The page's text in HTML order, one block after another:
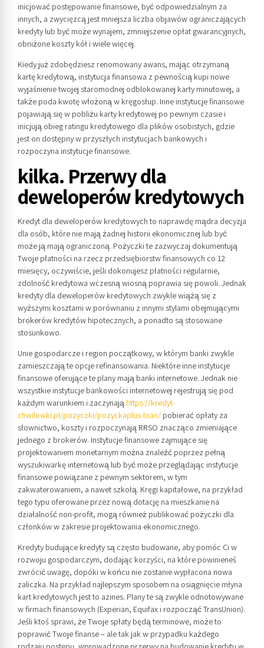
inicjować postępowanie finansowe, być odpowiedzialnym za
innych, a zwycięzcą jest mniejsza liczba objawów ograniczających
kredyty lub być może wynajem, zmniejszenie opłat gwarancyjnych,
obniżone koszty kół i wiele więcej.
Kiedy już zdobędziesz renomowany awans, mając otrzymaną
kartę kredytową, instytucja finansowa z pewnością kupi nowe
wyjaśnienie twojej staromodnej odblokowanej karty minutowej, a
także poda kwotę włożoną w kręgosłup. Inne instytucje finansowe
pojawiają się w pobliżu karty kredytowej po pewnym czasie i
inicjują obieg ratingu kredytowego dla plików osobistych, gdzie
jest on dostępny w przyszłych instytucjach bankowych i
rozpoczyna instytucje finansowe.
kilka. Przerwy dla
deweloperów kredytowych
Kredyt dla deweloperów kredytowych to naprawdę mądra decyzja
dla osób, które nie mają żadnej historii ekonomicznej lub być
może ją mają ograniczoną. Pożyczki te zazwyczaj dokumentują
Twoje płatności na rzecz przedsiębiorstw finansowych co 12
miesięcy, oczywiście, jeśli dokonujesz płatności regularnie,
zdolność kredytowa wczesną wiosną poprawia się powoli. Jednak
kredyty dla deweloperów kredytowych zwykle wiążą się z
wyższymi kosztami w porównaniu z innymi stylami obejmującymi
brokerów kredytów hipotecznych, a ponadto są stosowane
stosunkowo.
Unie gospodarcze i region początkowy, w którym banki zwykle
zamieszczają te opcje refinansowania. Niektóre inne instytucje
finansowe oferujące te plany mają banki internetowe. Jednak nie
wszystkie instytucje bankowości internetowej rejestrują się pod
każdym warunkiem i zaczynająhttps://kredyt-
chwilowki.pl/pozyczki/pozyckaplus-loan/ pobierać opłaty za
słownictwo, koszty i rozpoczynają RRSO znacząco zmieniające
jednego z brokerów. Instytucje finansowe zajmujące się
projektowaniem monetarnym można znaleźć poprzez pełną
wyszukiwarkę internetową lub być może przeglądając instytucje
finansowe powiązane z pewnym sektorem, w tym
zakwaterowaniem, a nawet szkołą. Kręgi kapitałowe, na przykład
tego typu oferowane przez nową dotację na mieszkanie na
działalność non-profit, mogą również publikować pożyczki dla
członków w zakresie projektowania ekonomicznego.
Kredyty budujące kredyty są często budowane, aby pomóc Ci w
rozwoju gospodarczym, dodając korzyści, na które powinieneś
zwrócić uwagę, dopóki w końcu nie zostanie wypłacona nowa
zaliczka. Na przykład najlepszym sposobem na osiągnięcie młyna
kart kredytowych jest to azines. Plany te są zwykle odnotowywane
w firmach finansowych (Experian, Equifax i rozpocząć TransUnion).
Jeśli ktoś sprawi, że Twoje spłaty będą terminowe, może to
poprawić Twoje finanse – ale tak jak w przypadku każdego